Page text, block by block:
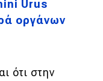
Urus
οργάνων
ότι στην